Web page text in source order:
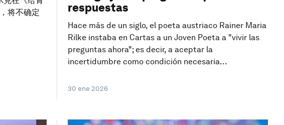
将不确定
respuestas
Hace más de un siglo, el poeta austriaco Rainer Maria
Rilke instaba en Cartas a un Joven Poeta a "vivir las
preguntas ahora"; es decir, a aceptar la
incertidumbre como condición necesaria...
30 ene 2026